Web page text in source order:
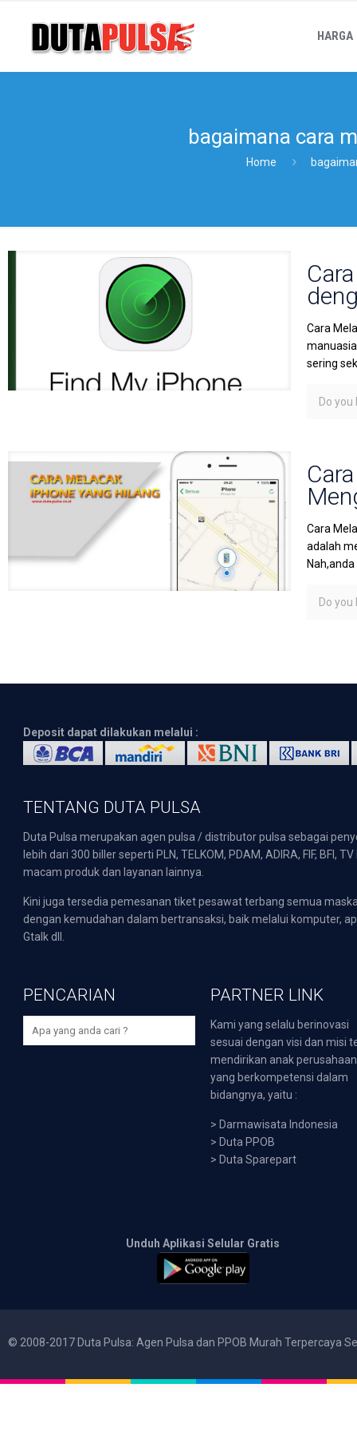
HARGA
bagaimana cara
Home
Cara
sering
Do you
Cara
adalah
Do you
Deposit dapat dilakukan melalui :
TENTANG DUTA PULSA
Duta Pulsa merupakan agen pulsa / distributor pulsa sebagai
lebih dari 300 biller seperti PLN, TELKOM, PDAM, ADIRA, FIF,
macam produk dan layanan lainnya.
Kini juga tersedia pemesanan tiket pesawat terbang semua
dengan kemudahan dalam bertransaksi, baik melalui komputer,
Gtalk dll.
PENCARIAN PARTNER LINK
Kami yang selalu berinovasi
sesuai dengan visi dan misi
mendirikan anak perusahaan
yang berkompetensi dalam
bidangnya, yaitu :
> Darmawisata Indonesia
> Duta PPOB
> Duta Sparepart
Unduh Aplikasi Selular Gratis
© 2008-2017 Duta Pulsa: Agen Pulsa dan PPOB Murah Terpercaya